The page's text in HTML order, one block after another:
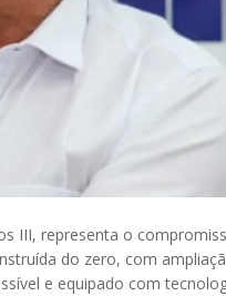
III, representa o
do zero, com
e equipado com